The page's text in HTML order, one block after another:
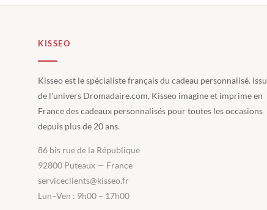
KISSEO
Kisseo est le spécialiste français du cadeau personnalisé. Issu
de l'univers Dromadaire.com, Kisseo imagine et imprime en
France des cadeaux personnalisés pour toutes les occasions
depuis plus de 20 ans.
86 bis rue de la République
92800 Puteaux — France
serviceclients@kisseo.fr
Lun–Ven : 9h00 – 17h00